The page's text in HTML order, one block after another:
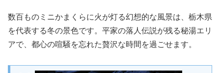
数百ものミニかまくらに火が灯る幻想的な風景は、栃木県
を代表する冬の景色です。平家の落人伝説が残る秘湯エリ
アで、都心の喧騒を忘れた贅沢な時間を過ごせます。